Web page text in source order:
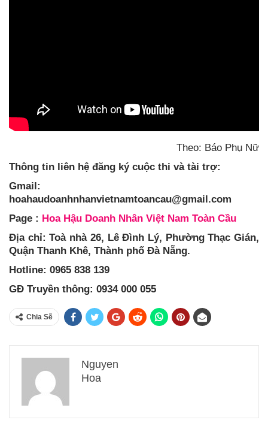
Theo: Báo Phụ Nữ
Thông tin liên hệ đăng ký cuộc thi và tài trợ:
Gmail:
hoahaudoanhnhanvietnamtoancau@gmail.com
Page : Hoa Hậu Doanh Nhân Việt Nam Toàn Cầu
Địa chỉ: Toà nhà 26, Lê Đình Lý, Phường Thạc Gián,
Quận Thanh Khê, Thành phố Đà Nẵng.
Hotline: 0965 838 139
GĐ Truyền thông: 0934 000 055
Chia Sẽ
Nguyen
Hoa